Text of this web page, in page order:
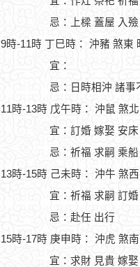
忌：上樑 蓋屋 入殮
9時-11時 丁巳時： 沖豬 煞東
宜：
忌：日時相沖 諸事
11時-13時 戊午時： 沖鼠 煞
宜：訂婚 嫁娶 安
忌：祈福 求嗣 乘船
13時-15時 己未時： 沖牛 煞
宜：祈福 求嗣 訂
忌：赴任 出行
15時-17時 庚申時： 沖虎 煞
宜：求財 見貴 嫁